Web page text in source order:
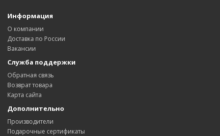
Информация
О компании
Доставка по России
Вакансии
Служба поддержки
Обратная связь
Возврат товара
Карта сайта
Дополнительно
Производители
Подарочные сертификаты